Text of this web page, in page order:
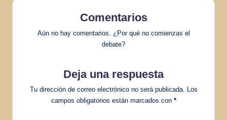
Comentarios
Aún no hay comentarios. ¿Por qué no comienzas el
debate?
Deja una respuesta
Tu dirección de correo electrónico no será publicada. Los
campos obligatorios están marcados con *